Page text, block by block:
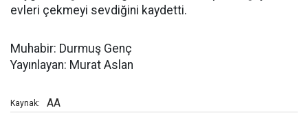
evleri çekmeyi sevdiğini kaydetti.
Muhabir: Durmuş Genç
Yayınlayan: Murat Aslan
Kaynak: AA